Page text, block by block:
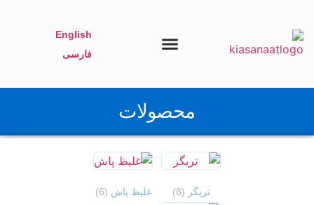
English
فارسی
محصولات
تریگر (8) غلیظ پاش (6)